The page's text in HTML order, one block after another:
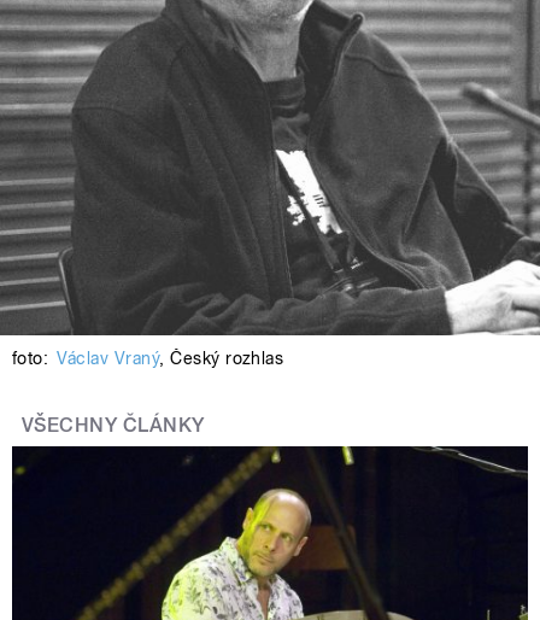
foto: Václav Vraný,Český rozhlas
VŠECHNY ČLÁNKY